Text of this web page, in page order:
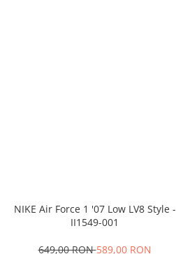
NIKE Air Force 1 '07 Low LV8 Style -
II1549-001
649,00 RON589,00 RON